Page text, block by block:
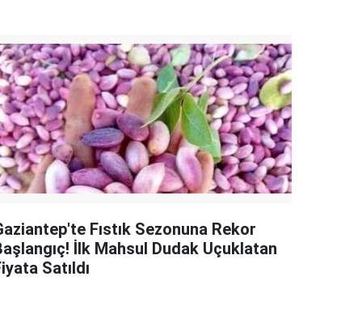
Fıstık Sezonuna Rekor
İlk Mahsul Dudak Uçuklatan
Satıldı